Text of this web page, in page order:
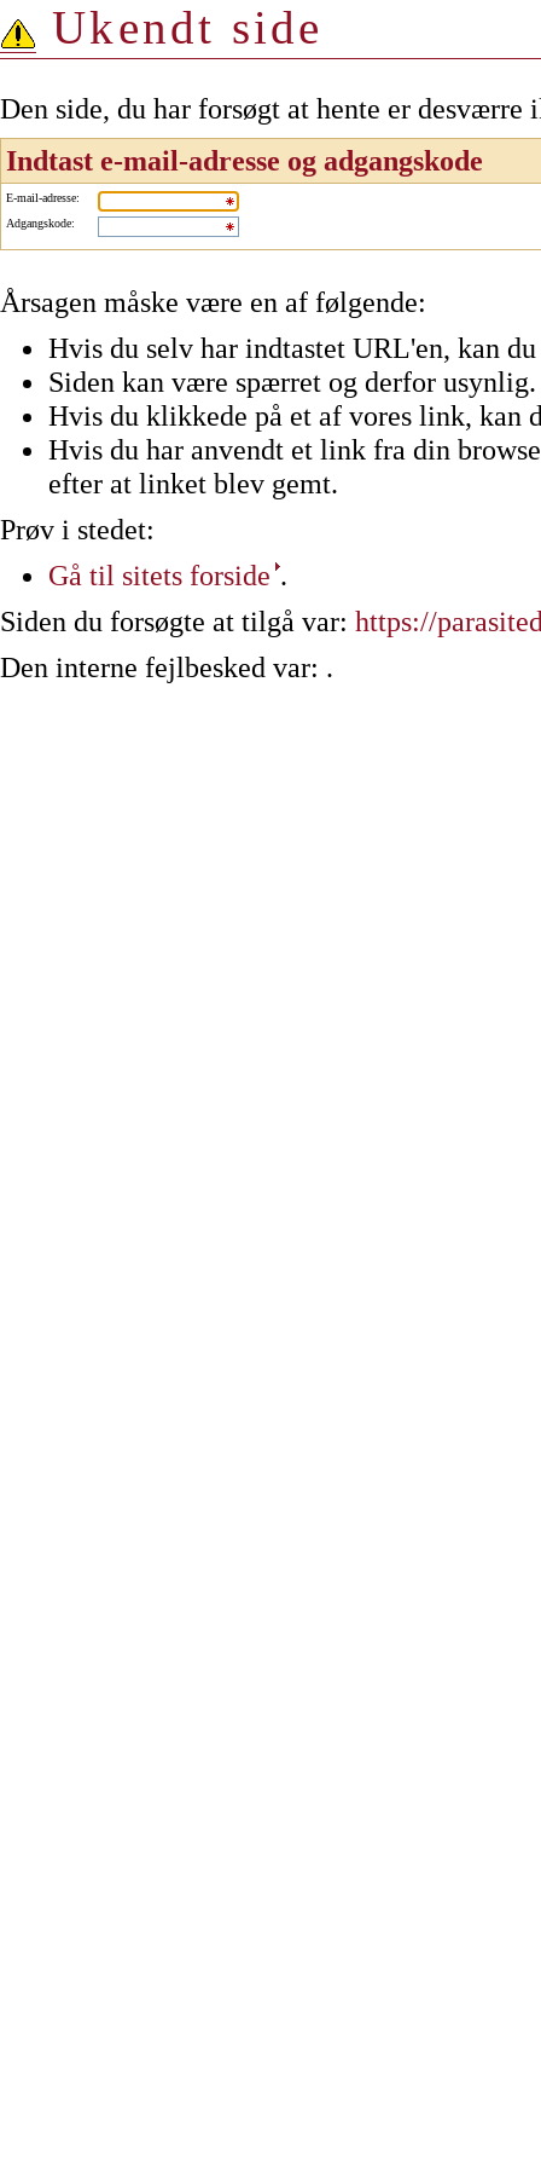
Ukendt side
Den side, du har forsøgt at hente er
Indtast e-mail-adresse og adgangskode
E-mail-adresse:
Adgangskode:
Årsagen måske være en af følgende:
Hvis du selv har indtastet URL'en, kan
Siden kan være spærret og derfor usynlig.
Hvis du klikkede på et af vores link, kan
Hvis du har anvendt et link fra din
efter at linket blev gemt.
Prøv i stedet:
Gå til sitets forside .
Siden du forsøgte at tilgå var: https://
Den interne fejlbesked var: .